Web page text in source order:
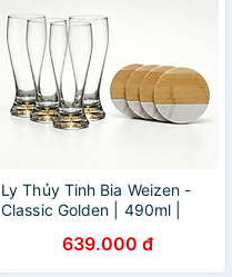
Ly Thủy Tinh Bia Weizen -
Classic Golden | 490ml |
639.000 đ